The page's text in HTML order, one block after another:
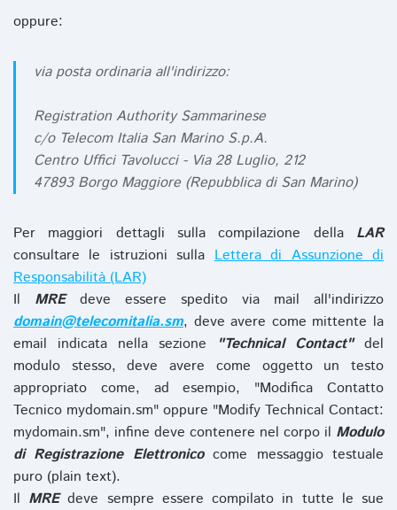
oppure:
via posta ordinaria all'indirizzo:
Registration Authority Sammarinese
c/o Telecom Italia San Marino S.p.A.
Centro Uffici Tavolucci - Via 28 Luglio, 212
47893 Borgo Maggiore (Repubblica di San Marino)
Per maggiori dettagli sulla compilazione della LAR
consultare le istruzioni sullaLettera di Assunzione di
Responsabilità (LAR)
Il MREdeve essere spedito via mail all'indirizzo
domain@telecomitalia.sm, deve avere come mittente la
email indicata nella sezione
"Technical Contact"del
modulo stesso, deve avere come oggetto un testo
appropriato come, ad esempio, "Modifica Contatto
Tecnico mydomain.sm" oppure "Modify Technical Contact:
mydomain.sm", infine deve contenere nel corpo il Modulo
di Registrazione Elettronicocome messaggio testuale
puro (plain text).
Il MREdeve sempre essere compilato in tutte le sue